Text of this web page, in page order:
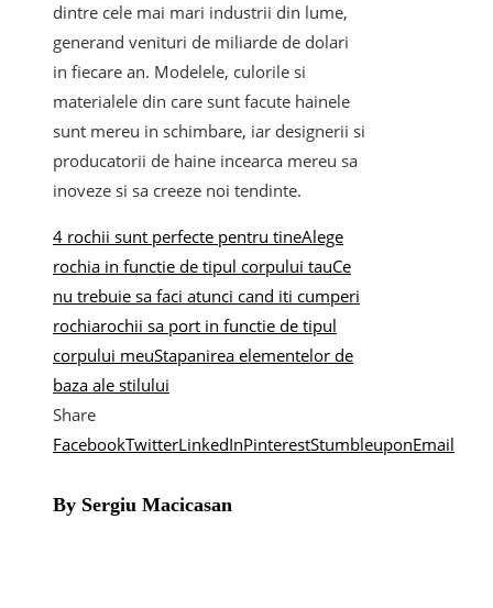
dintre cele mai mari industrii din lume,
generand venituri de miliarde de dolari
in fiecare an. Modelele, culorile si
materialele din care sunt facute hainele
sunt mereu in schimbare, iar designerii si
producatorii de haine incearca mereu sa
inoveze si sa creeze noi tendinte.
4 rochii sunt perfecte pentru tineAlege
rochia in functie de tipul corpului tauCe
nu trebuie sa faci atunci cand iti cumperi
rochiarochii sa port in functie de tipul
corpului meuStapanirea elementelor de
baza ale stilului
Share
FacebookTwitterLinkedInPinterestStumbleuponEmail
By Sergiu Macicasan